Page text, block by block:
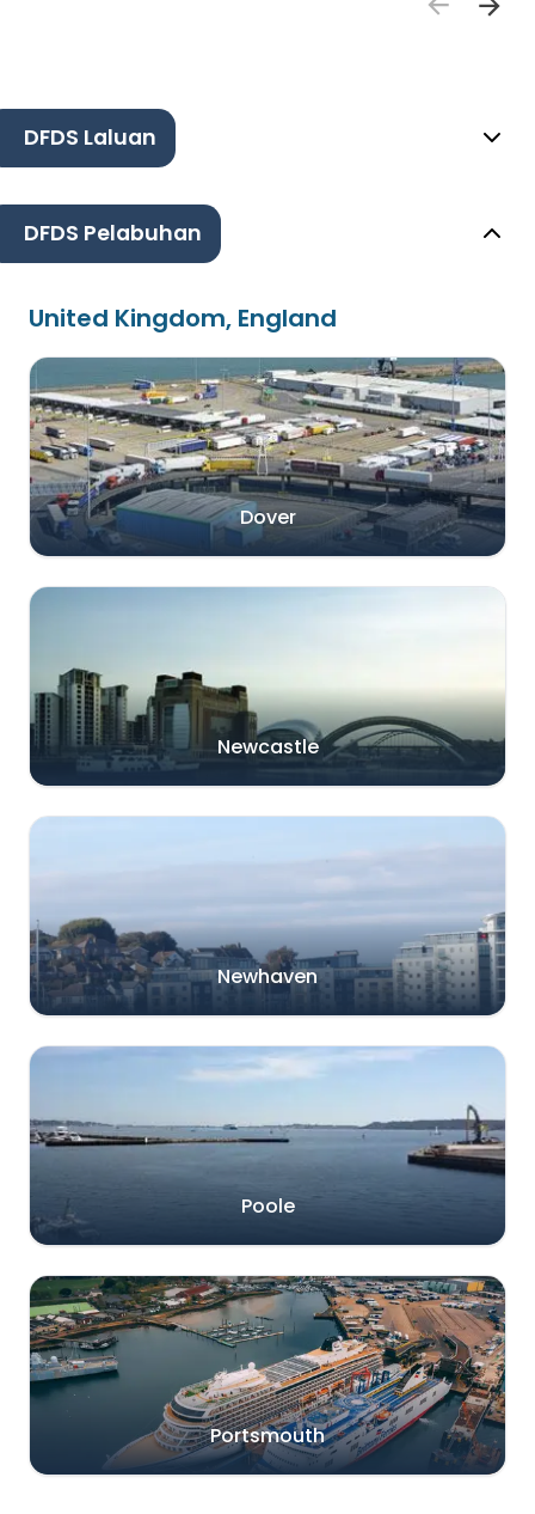
DFDS Laluan
DFDS Pelabuhan
United Kingdom, England
Dover
Newcastle
Newhaven
Poole
Portsmouth